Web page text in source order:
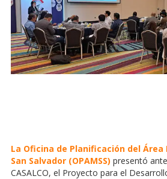
La Oficina de Planificación del
San Salvador (OPAMSS) presentó
CASALCO, el Proyecto para el